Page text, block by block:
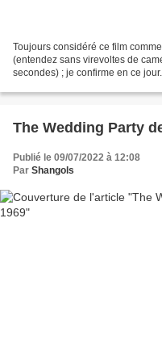
Toujours considéré ce film
(entendez sans virevoltes de
secondes) ; je confirme en ce
The Wedding Party
Publié le 09/07/2022 à 12:08
Par Shangols